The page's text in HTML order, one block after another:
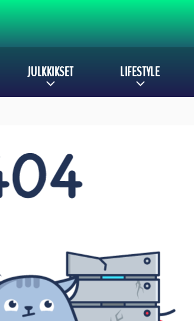
JULKKIKSET LIFESTYLE